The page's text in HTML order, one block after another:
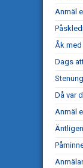
Anmäl
Åk
Dags
Då var
Anmäl